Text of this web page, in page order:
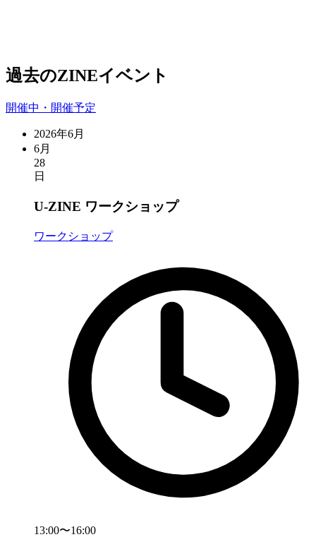
過去のZINEイベント
開催中・開催予定
2026年6月
6月
28
日
U-ZINE ワークショップ
ワークショップ
13:00〜16:00